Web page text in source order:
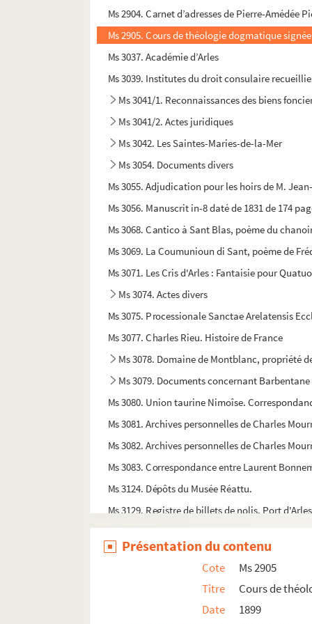
Ms 2904. Carnet d’adresses de Pierre-Amédée
Ms 2905. Cours de théologie dogmatique
Ms 3037. Académie d’Arles
Ms 3039. Institutes du droit consulaire
Ms 3041/1. Reconnaissances des biens
Ms 3041/2. Actes juridiques
Ms 3042. Les Saintes-Maries-de-la-Mer
Ms 3054. Documents divers
Ms 3055. Adjudication pour les hoirs de M.
Ms 3056. Manuscrit in-8 daté de 1831 de 174
Ms 3068. Cantico à Sant Blas, poème du
Ms 3069. La Coumunioun di Sant, poème de
Ms 3071. Les Cris d'Arles : Fantaisie pour
Ms 3074. Actes divers
Ms 3075. Processionale Sanctae Arelatensis
Ms 3077. Charles Rieu. Histoire de France
Ms 3078. Domaine de Montblanc, propriété
Ms 3079. Documents concernant Barbentane
Ms 3080. Union taurine Nimoîse.
Ms 3081. Archives personnelles de Charles
Ms 3082. Archives personnelles de Charles
Ms 3083. Correspondance entre Laurent
Ms 3124. Dépôts du Musée Réattu.
Ms 3129. Registre de billets de nolis. Port d'Arles
Ms 3130. Plans des ateliers de chemin de fer P.
Ms 3131. Ateliers du chemin de fer P.L.M d’Arles
Ms 3132. Ateliers du chemin de fer P.L.M
Ms 3133. Ateliers du chemin de fer P.L.M d’Arles
Ms 3134. Ateliers du chemin de fer P.L.M d’Arles
Présentation du contenu
Cote
Ms 2905
Titre
Cours de
Date
1899